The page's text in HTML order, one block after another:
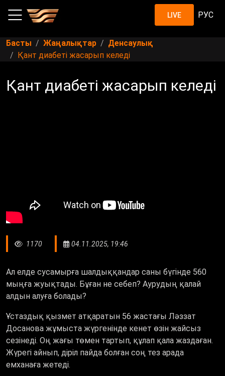
LIVE РУС
Басты Жаңалықтар
Денсаулық
Қант диабеті жасарып келеді
Қант диабеті жасарып келеді
1170 04.11.2025, 19:46
Ал елде сусамырға шалдыққандар саны бүгінде 560
мыңға жуықтады. Бұған не себеп? Аурудың қалай
алдын алуға болады?
Ұстаздық қызмет атқаратын 56 жастағы Ләззат
Досанова жұмыста жүргенінде кенет өзін жайсыз
сезінеді. Оң жағы төмен тартып, құлап қала жаздаған.
Жүрегі айнып, діріл пайда болған соң тез арада
емханаға жетеді.